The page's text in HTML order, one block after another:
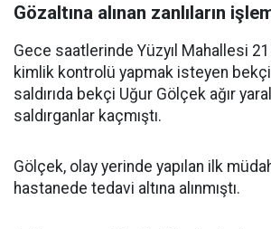
Gözaltına alınan zanlıların
Gece saatlerinde Yüzyıl Mahallesi
kimlik kontrolü yapmak isteyen
saldırıda bekçi Uğur Gölçek ağır
saldırganlar kaçmıştı.
Gölçek, olay yerinde yapılan ilk
hastanede tedavi altına alınmıştı.